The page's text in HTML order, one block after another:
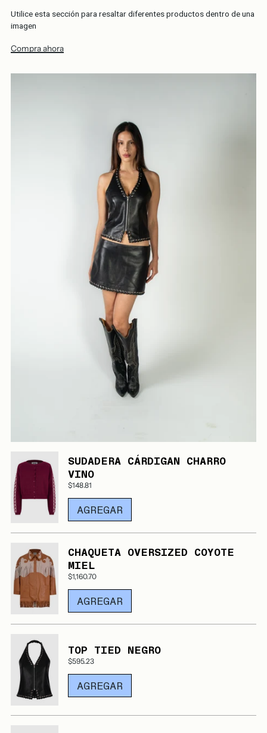
Utilice esta sección para resaltar diferentes productos dentro de una
imagen
Compra ahora
SUDADERA CÁRDIGAN CHARRO
VINO
$148.81
AGREGAR
CHAQUETA OVERSIZED COYOTE
MIEL
$1,160.70
AGREGAR
TOP TIED NEGRO
$595.23
AGREGAR